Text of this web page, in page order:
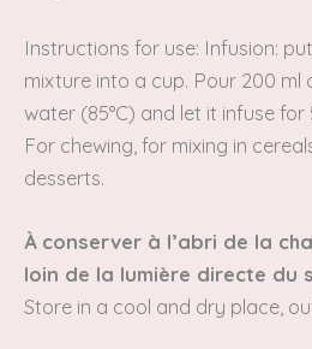
Instructions for use: Infusion:
mixture into a cup. Pour 200 ml
water (85°C) and let it infuse for
For chewing, for mixing in
desserts.
À conserver à l’abri de la
loin de la lumière directe du
Store in a cool and dry place,